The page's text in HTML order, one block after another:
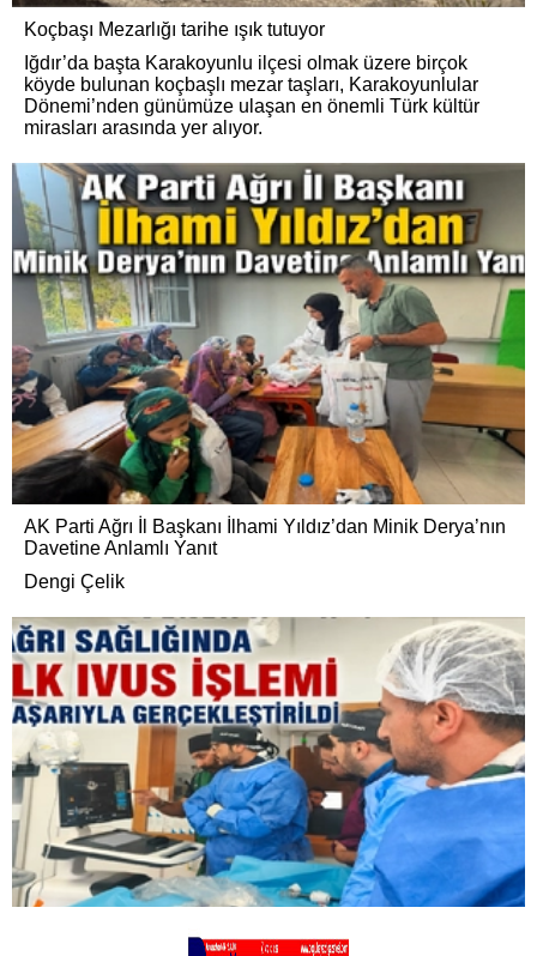
Koçbaşı Mezarlığı tarihe ışık tutuyor
Iğdır’da başta Karakoyunlu ilçesi olmak üzere birçok
köyde bulunan koçbaşlı mezar taşları, Karakoyunlular
Dönemi’nden günümüze ulaşan en önemli Türk kültür
mirasları arasında yer alıyor.
AK Parti Ağrı İl Başkanı İlhami Yıldız’dan Minik Derya’nın
Davetine Anlamlı Yanıt
Dengi Çelik